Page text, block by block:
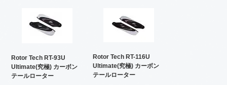
Rotor Tech RT-93U
Ultimate(究極) カーボン
テールローター
Rotor Tech RT-116U
Ultimate(究極) カーボン
テールローター